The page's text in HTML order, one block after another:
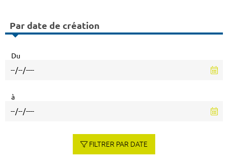
Par date de création
Du
à
FILTRER PAR DATE